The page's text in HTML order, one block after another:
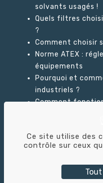
solvants usagés !
Quels filtres
?
Comment choisir
Norme ATEX :
équipements
Pourquoi et
industriels ?
Comment
GLOSSAIRE
Ce site utilise des
contrôle sur ceux